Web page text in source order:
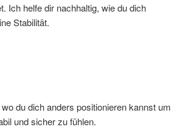
Ich helfe dir nachhaltig, wie du dich
Stabilität.
du dich anders positionieren kannst um
und sicher zu fühlen.